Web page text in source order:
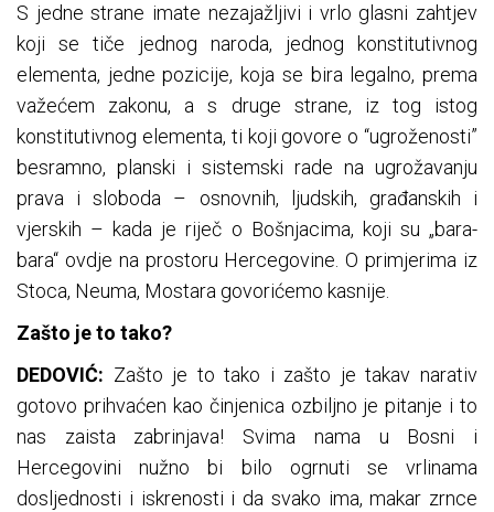
S jedne strane imate nezajažljivi i vrlo glasni zahtjev
koji se tiče jednog naroda, jednog konstitutivnog
elementa, jedne pozicije, koja se bira legalno, prema
važećem zakonu, a s druge strane, iz tog istog
konstitutivnog elementa, ti koji govore o “ugroženosti”
besramno, planski i sistemski rade na ugrožavanju
prava i sloboda – osnovnih, ljudskih, građanskih i
vjerskih – kada je riječ o Bošnjacima, koji su „bara-
bara“ ovdje na prostoru Hercegovine. O primjerima iz
Stoca, Neuma, Mostara govorićemo kasnije.
Zašto je to tako?
DEDOVIĆ: Zašto je to tako i zašto je takav narativ
gotovo prihvaćen kao činjenica ozbiljno je pitanje i to
nas zaista zabrinjava! Svima nama u Bosni i
Hercegovini nužno bi bilo ogrnuti se vrlinama
dosljednosti i iskrenosti i da svako ima, makar zrnce